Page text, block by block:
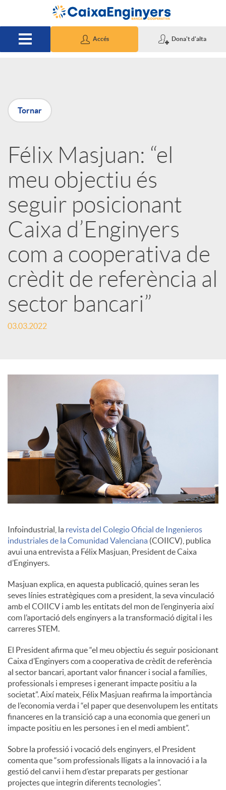
Salta al contingut principal
Accés Dona't d'alta
P
u
b
l
i
c
a
d
e
n
t
i
n
g
u
t
s
Tornar
Félix Masjuan: “el
meu objectiu és
seguir posicionant
Caixa d’Enginyers
com a cooperativa de
crèdit de referència al
sector bancari”
03.03.2022
Infoindustrial, la revista del Colegio Oficial de Ingenieros
industriales de la Comunidad Valenciana (COIICV), publica
avui una entrevista a Félix Masjuan, President de Caixa
d’Enginyers.
Masjuan explica, en aquesta publicació, quines seran les
seves línies estratègiques com a president, la seva vinculació
amb el COIICV i amb les entitats del mon de l’enginyeria així
com l’aportació dels enginyers a la transformació digital i les
carreres STEM.
El President afirma que “el meu objectiu és seguir posicionant
Caixa d’Enginyers com a cooperativa de crèdit de referència
al sector bancari, aportant valor financer i social a famílies,
professionals i empreses i generant impacte positiu a la
societat”. Així mateix, Félix Masjuan reafirma la importància
de l’economia verda i “el paper que desenvolupem les entitats
financeres en la transició cap a una economia que generi un
impacte positiu en les persones i en el medi ambient”.
Sobre la professió i vocació dels enginyers, el President
comenta que “som professionals lligats a la innovació i a la
gestió del canvi i hem d’estar preparats per gestionar
projectes que integrin diferents tecnologies”.